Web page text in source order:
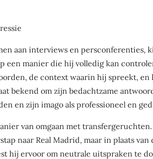
aan interviews en persconferenties,
een manier die hij volledig kan
de context waarin hij spreekt,
bekend om zijn bedachtzame
en zijn imago als professioneel en
van omgaan met
naar Real Madrid, maar in plaats
hij ervoor om neutrale uitspraken te